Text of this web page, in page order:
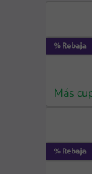
Más